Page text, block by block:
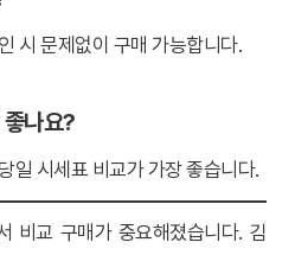
시 문제없이 구매 가능합니다.
나요?
일 시세표 비교가 가장 좋습니다.
비교 구매가 중요해졌습니다. 김